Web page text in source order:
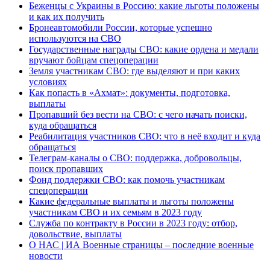
Беженцы с Украины в Россию: какие льготы положены
и как их получить
Бронеавтомобили России, которые успешно
используются на СВО
Государственные награды СВО: какие ордена и медали
вручают бойцам спецоперации
Земля участникам СВО: где выделяют и при каких
условиях
Как попасть в «Ахмат»: документы, подготовка,
выплаты
Пропавший без вести на СВО: с чего начать поиски,
куда обращаться
Реабилитация участников СВО: что в неё входит и куда
обращаться
Телеграм-каналы о СВО: поддержка, добровольцы,
поиск пропавших
Фонд поддержки СВО: как помочь участникам
спецоперации
Какие федеральные выплаты и льготы положены
участникам СВО и их семьям в 2023 году
Служба по контракту в России в 2023 году: отбор,
довольствие, выплаты
О НАС | ИА Военные страницы – последние военные
новости